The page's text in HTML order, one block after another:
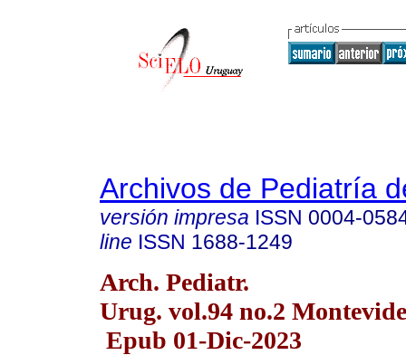
Archivos de Pediatría
versión impresa ISSN 0004-
line ISSN 1688-1249
Arch. Pediatr.
Urug. vol.94 no.2
Epub 01-Dic-2023